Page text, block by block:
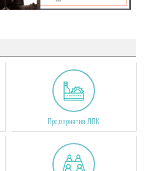
Предприятия ЛПК